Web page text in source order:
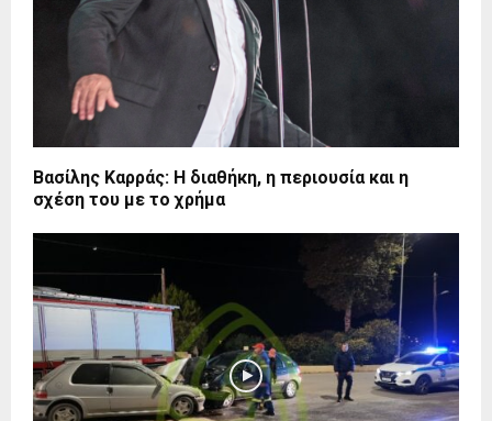
Βασίλης Καρράς: Η διαθήκη, η περιουσία και η
σχέση του με το χρήμα